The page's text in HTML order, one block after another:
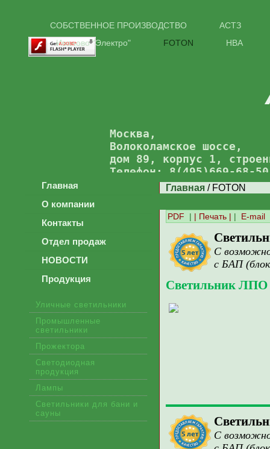
СОБСТВЕННОЕ ПРОИЗВОДСТВО
АСТЗ
Иваново "Электро"
FOTON НВА
Москва,
Волоколамское шоссе,
дом 89, корпус 1,
Телефон: 8(495)669-68-50
Главная
О компании
Контакты
Отдел продаж
НОВОСТИ
Продукция
Уличные светильники
Промышленные
светильники
Прожектора
Светодиодная
продукция
Лампы
Светильники для бани и
сауны
Главная/ FOTON
PDF | | Печать | | E-mail
С
с БАП
Светильник
С